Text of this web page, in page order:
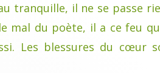
tranquille, il ne se passe
mal du poète, il a ce feu
Les blessures du cœur